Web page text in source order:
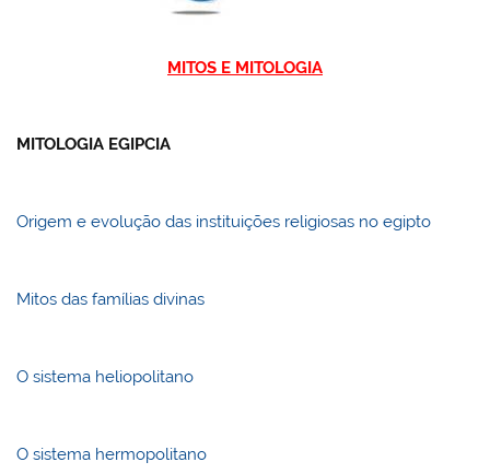
MITOS E MITOLOGIA
MITOLOGIA EGIPCIA
Origem e evolução das instituições religiosas no egipto
Mitos das famílias divinas
O sistema heliopolitano
O sistema hermopolitano